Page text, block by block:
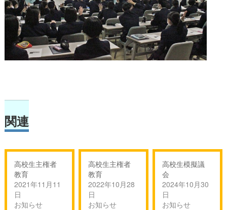
関連
高校生主権者
教育
2021年11月11
日
お知らせ
高校生主権者
教育
2022年10月28
日
お知らせ
高校生模擬議
会
2024年10月30
日
お知らせ